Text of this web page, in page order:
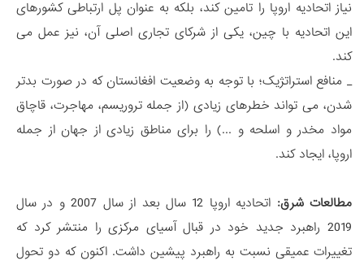
نیاز اتحادیه اروپا را تامین کند، بلکه به عنوان پل ارتباطی کشورهای
این اتحادیه با چین، یکی از شرکای تجاری اصلی آن، نیز عمل می
کند.
_ منافع استراتژیک؛ با توجه به وضعیت افغانستان که در صورت بدتر
شدن، می تواند خطرهای زیادی (از جمله تروریسم، مهاجرت، قاچاق
مواد مخدر و اسلحه و ...) را برای مناطق زیادی از جهان از جمله
اروپا، ایجاد کند.
مطالعات شرق:
اتحادیه اروپا 12 سال بعد از سال 2007 و در سال
2019 راهبرد جدید خود در قبال آسیای مرکزی را منتشر کرد که
تغییرات عمیقی نسبت به راهبرد پیشین داشت. اکنون که دو تحول